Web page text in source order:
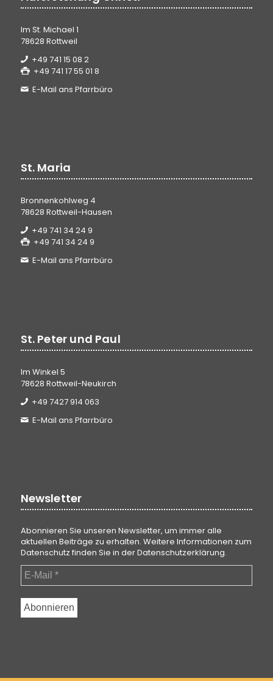
Im St. Michael 1
78628 Rottweil
+49 741 15 08 2
+49 741 17 55 01 8
E-Mail ans Pfarrbüro
St. Maria
Bronnenkohlweg 4
78628 Rottweil-Hausen
+49 741 34 24 9
+49 741 34 24 9
E-Mail ans Pfarrbüro
St. Peter und Paul
Im Winkel 5
78628 Rottweil-Neukirch
+49 7427 914 063
E-Mail ans Pfarrbüro
Newsletter
Abonnieren Sie unseren Newsletter, um immer alle
aktuellen Beiträge zu erhalten. Weitere Informationen zum
Datenschutz finden Sie in derDatenschutzerklärung.